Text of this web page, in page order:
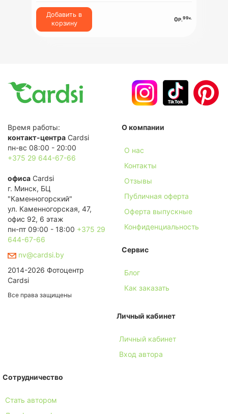
Добавить в
корзину
0Р.99к.
Время работы:
контакт-центра Cardsi
пн-вс 08:00 - 20:00
+375 29 644-67-66
офиса Cardsi
г. Минск, БЦ
"Каменногорский"
ул. Каменногорская, 47,
офис 92, 6 этаж
пн-пт 09:00 - 18:00 +375 29
644-67-66
nv@cardsi.by
2014-2026 Фотоцентр
Cardsi
Все права защищены
О компании
О нас
Контакты
Отзывы
Публичная оферта
Оферта выпускные
Конфиденциальность
Сервис
Блог
Как заказать
Личный кабинет
Личный кабинет
Вход автора
Сотрудничество
Стать автором